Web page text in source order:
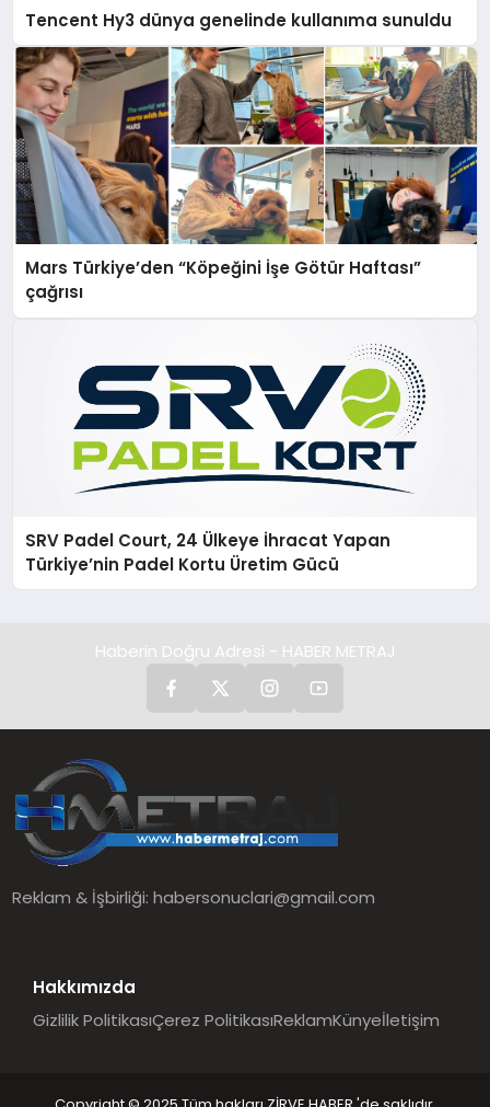
Tencent Hy3 dünya genelinde kullanıma sunuldu
Mars Türkiye’den “Köpeğini İşe Götür Haftası”
çağrısı
SRV Padel Court, 24 Ülkeye İhracat Yapan
Türkiye’nin Padel Kortu Üretim Gücü
Haberin Doğru Adresi - HABER METRAJ
Reklam & İşbirliği:habersonuclari@gmail.com
Hakkımızda
Gizlilik PolitikasıÇerez PolitikasıReklamKünyeİletişim